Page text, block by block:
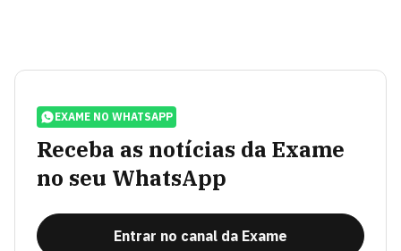
EXAME NO WHATSAPP
Receba as notícias da Exame
no seu WhatsApp
Entrar no canal da Exame